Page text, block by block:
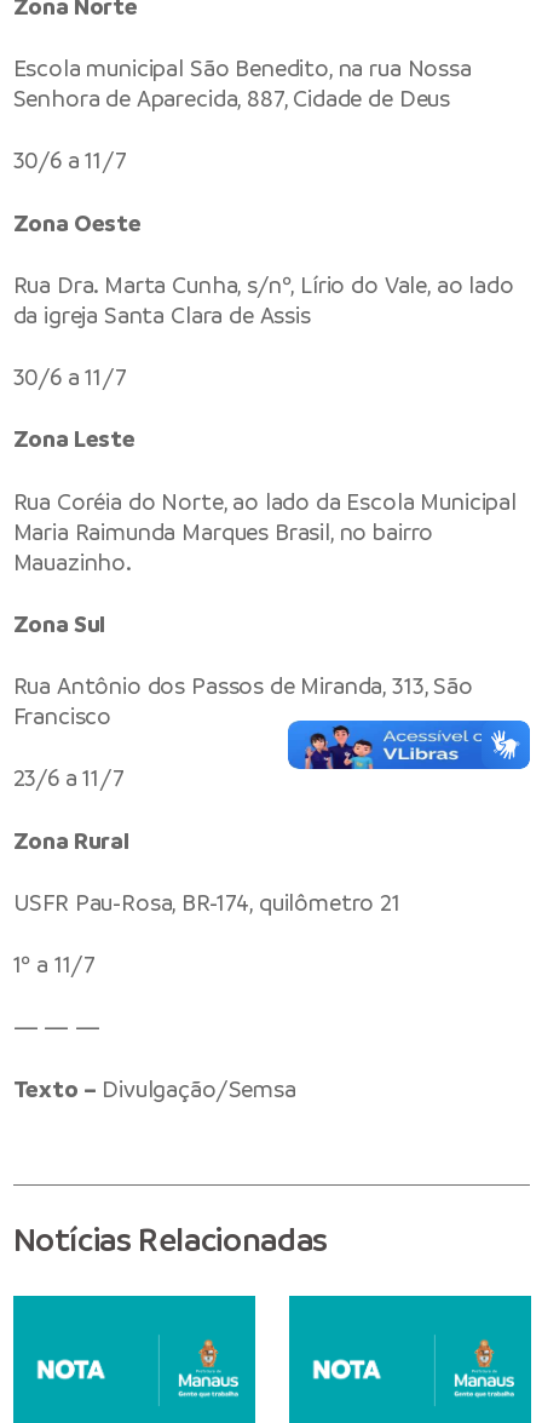
Zona Norte
Escola municipal São Benedito, na rua Nossa
Senhora de Aparecida, 887, Cidade de Deus
30/6 a 11/7
Zona Oeste
Rua Dra. Marta Cunha, s/nº, Lírio do Vale, ao lado
da igreja Santa Clara de Assis
30/6 a 11/7
Zona Leste
Rua Coréia do Norte, ao lado da Escola Municipal
Maria Raimunda Marques Brasil, no bairro
Mauazinho.
Zona Sul
Rua Antônio dos Passos de Miranda, 313, São
Francisco
23/6 a 11/7
Zona Rural
USFR Pau-Rosa, BR-174, quilômetro 21
1º a 11/7
— — —
Texto – Divulgação/Semsa
Notícias Relacionadas